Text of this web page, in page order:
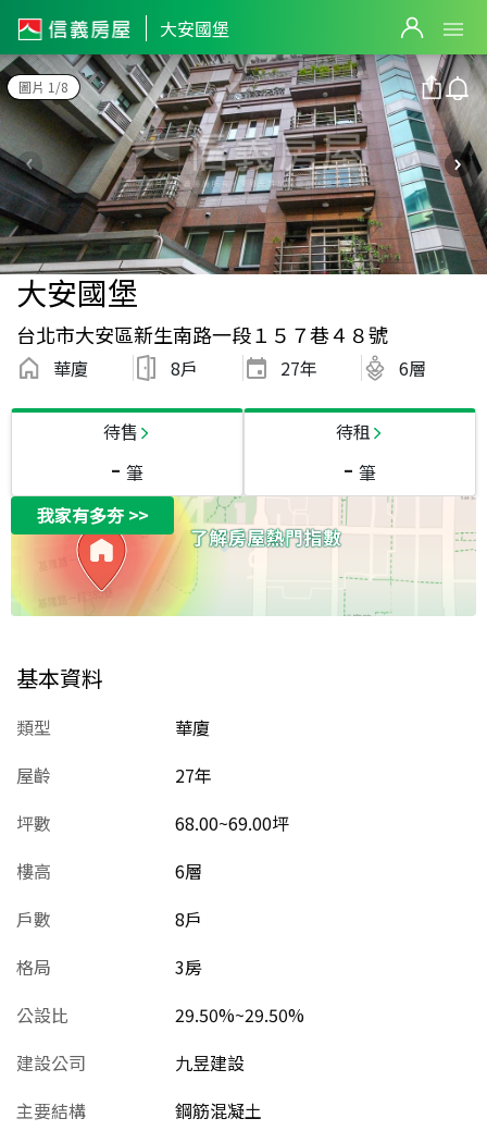
大安國堡
圖片 1/8
大安國堡
台北市大安區新生南路一段１５７巷４８號
華廈 8戶 27年 6層
待售
- 筆
待租
- 筆
我家有多夯>>
基本資料
類型
華廈
屋齡
27年
坪數
68.00~69.00坪
樓高
6層
戶數
8戶
格局
3房
公設比
29.50%~29.50%
建設公司
九昱建設
主要結構
鋼筋混凝土